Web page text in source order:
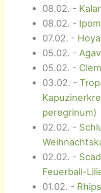
08.02. -
08.02. -
07.02. -
05.02. -
05.02. -
03.02. -
peregrinum)
02.02. -
02.02. -
Feuerball-
01.02. -